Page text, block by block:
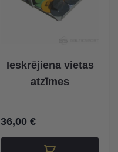
Ieskrējiena vietas
atzīmes
36,00 €